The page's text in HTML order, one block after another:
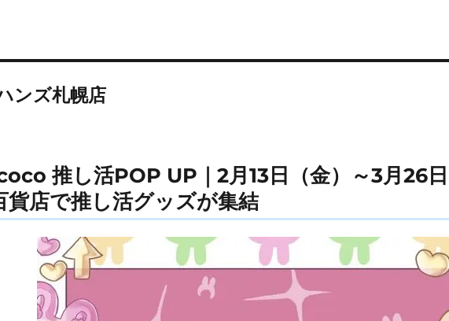
ンズ札幌店
推し活POP UP｜2月13日（金）～3月26
貨店で推し活グッズが集結